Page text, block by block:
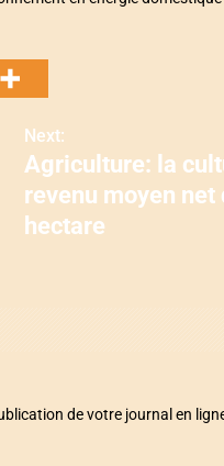
Next:
Agriculture: la
revenu moyen net
hectare
de votre journal en